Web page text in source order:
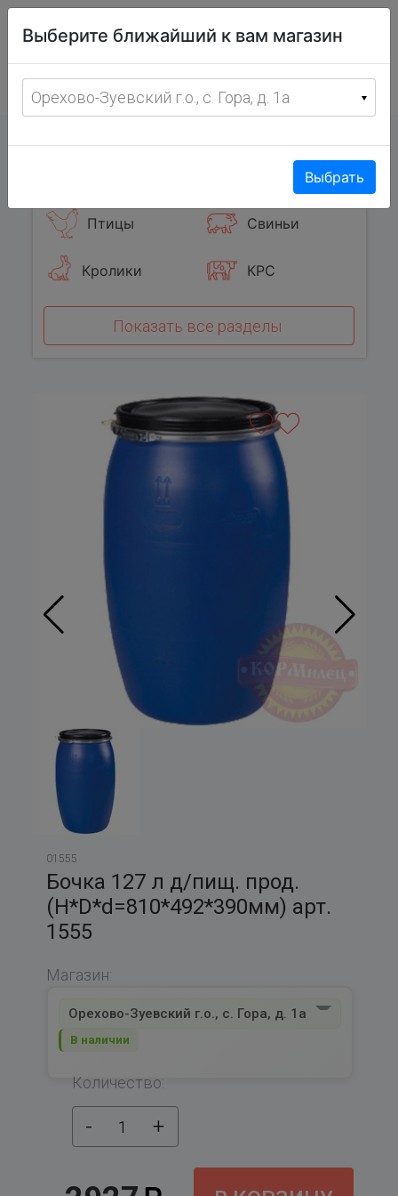
фермерских
товаров
с 8:00 до 19:00 ежедневно
Птицы Свиньи
Кролики КРС
Показать все разделы
01555
Бочка 127 л д/пищ. прод.
(Н*D*d=810*492*390мм) арт.
1555
Магазин:
Орехово-Зуевский г.о., с. Гора, д. 1а
В наличии
Количество:
- 1 +
Выберите ближайший к вам магазин
Орехово-Зуевский г.о., с. Гора, д. 1а
Выбрать